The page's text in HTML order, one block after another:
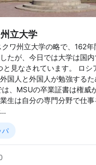
立大学
ワ州立大学の略で、162
たが、今日では大学は国
と見なされています。 ロシ
国人と外国人が勉強する
、MSUの卒業証書は権威
生は自分の専門分野で仕
パ